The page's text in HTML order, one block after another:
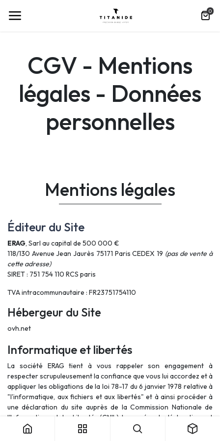
0
CGV - Mentions
légales - Données
personnelles
Mentions légales
Éditeur du Site
ERAG, Sarl au capital de 500 000 €
118/130 Avenue Jean Jaurès 75171 Paris CEDEX 19 (pas de vente à
cette adresse)
SIRET : 751 754 110 RCS paris
TVA intracommunautaire : FR23751754110
Hébergeur du Site
ovh.net
Informatique et libertés
La société ERAG tient à vous rappeler son engagement à
respecter scrupuleusement la confiance que vous lui accordez et à
appliquer les obligations de la loi 78-17 du 6 janvier 1978 relative à
"l'informatique, aux fichiers et aux libertés" et à ainsi procéder à
une déclaration du site auprès de la Commission Nationale de
l'Informatique et des Libertés (CNIL). Le numéro de déclaration est
le 1631418 v 0.